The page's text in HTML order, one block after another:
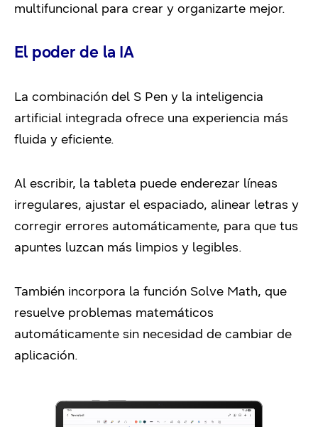
multifuncional para crear y organizarte mejor.
El poder de la IA
La combinación del S Pen y la inteligencia
artificial integrada ofrece una experiencia más
fluida y eficiente.
Al escribir, la tableta puede enderezar líneas
irregulares, ajustar el espaciado, alinear letras y
corregir errores automáticamente, para que tus
apuntes luzcan más limpios y legibles.
También incorpora la función Solve Math, que
resuelve problemas matemáticos
automáticamente sin necesidad de cambiar de
aplicación.